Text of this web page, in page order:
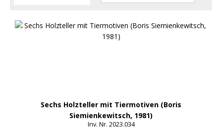
Sechs Holzteller mit Tiermotiven (Boris
Siemienkewitsch, 1981)
Inv. Nr. 2023.034